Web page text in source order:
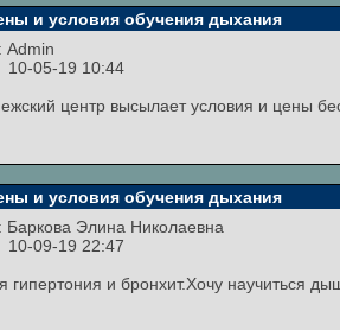
и условия обучения дыхания
Admin
05-19 10:44
центр высылает условия и цены
и условия обучения дыхания
Баркова Элина Николаевна
09-19 22:47
гипертония и бронхит.Хочу научиться